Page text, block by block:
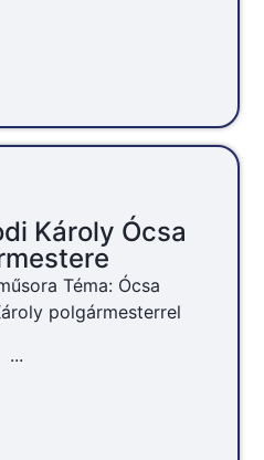
Károly Ócsa
Téma: Ócsa
polgármesterrel
...